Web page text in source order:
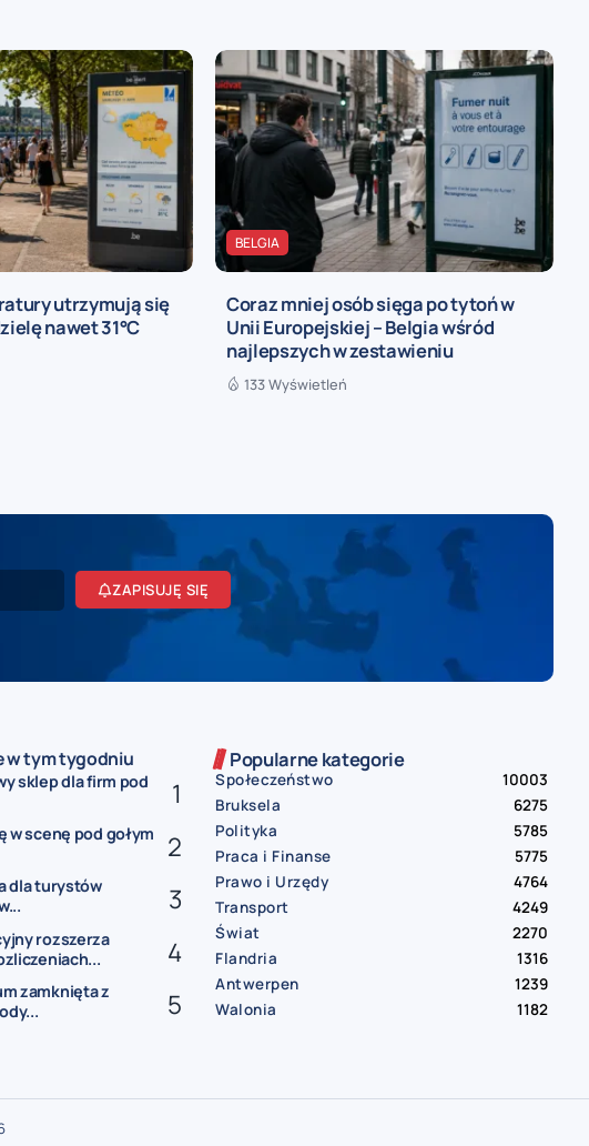
utrzymują się
nawet 31°C
BELGIA
Coraz mniej osób sięga po tytoń w
Unii Europejskiej – Belgia wśród
najlepszych w zestawieniu
133 Wyświetleń
ZAPISUJĘ SIĘ
w tym tygodniu
sklep dla firm pod
w scenę pod gołym
dla turystów
rozszerza
zamknięta z
Popularne kategorie
Społeczeństwo
10003
Bruksela
6275
Polityka
5785
Praca i Finanse
5775
Prawo i Urzędy
4764
Transport
4249
Świat
2270
Flandria
1316
Antwerpen
1239
Walonia
1182